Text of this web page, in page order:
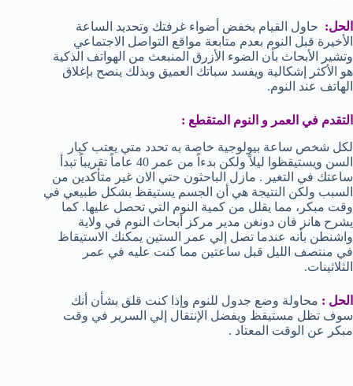
الحل: حاول القيام بخفض أضواء غرفتك وتحديد الساعة
الأخيرة قبل النوم بعدم متابعة مواقع التواصل الاجتماعي
وتشير الأبحاث بأن الضوء الأزرق المنبعث من الهواتف الذكية
هو الأكثر إشكالية ويفسد سباتك العميق وبذلك ينصح بإغلاق
الهاتف عند النوم.
التقدم في العمر و النوم المتقطع :
لكل شخص ساعة بيولوجية خاصة به تحدد متي يعتب كبار
السن ويستيقظوا ليلاً ولكن بدءاً من عمر 40 عاماً تقريباً تبدأ
ساعتك في التغير . مازل الباحثون حتي الان غير متأكدين من
السبب ولكن النتيجة هي أن الجسم يستيقظ بشكل طبيعي في
وقت مبكر، مما يقلل من كمية النوم التي تحصل عليها. كما
يشرح هانز فان دونغن مدير مركز أبحاث النوم في ولاية
واشنطن بأنه عندما تصل إلي عمر الستين يمكنك الاستيقاظ
في منتصف الليل قبل ساعتين مما كنت عليه في عمر
الثلاثينات.
الحل : محاولة وضع جدول للنوم وإذا كنت قلق بشأن أنك
سوف تظل مستيقظ ويفضل الإنتقال إلي السرير في وقت
مبكر عن الوقت المعتاد .